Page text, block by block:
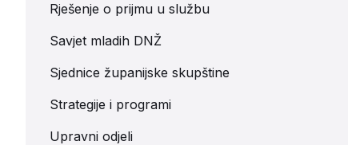
Rješenje o prijmu u službu
Savjet mladih DNŽ
Sjednice županijske skupštine
Strategije i programi
Upravni odjeli